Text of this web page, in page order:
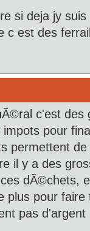
si deja jy
c est des
c'est des
impots pour
permettent
il y a des
dÃ©chets,
plus pour
pas